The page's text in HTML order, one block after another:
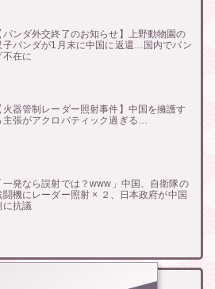
パンダ外交終了のお知らせ】上野動物園の
子パンダが1月末に中国に返還…国内でパン
不在に
火器管制レーダー照射事件】中国を擁護す
主張がアクロバティック過ぎる…
一発なら誤射では？www」中国、自衛隊の
闘機にレーダー照射 × ２、日本政府が中国
に抗議